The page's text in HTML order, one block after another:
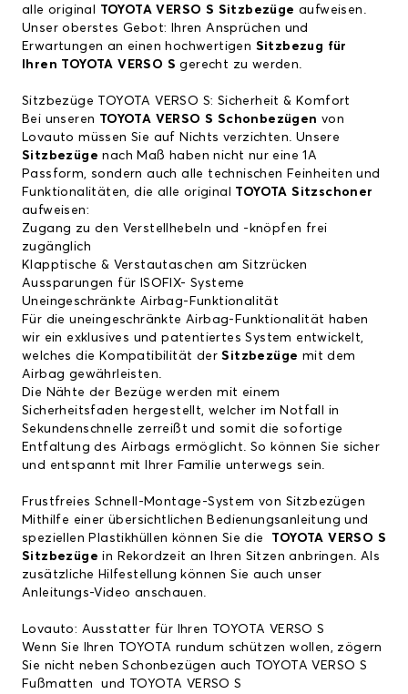
alle original TOYOTA VERSO S Sitzbezüge aufweisen.
Unser oberstes Gebot: Ihren Ansprüchen und
Erwartungen an einen hochwertigen Sitzbezug für
Ihren TOYOTA VERSO S gerecht zu werden.
Sitzbezüge TOYOTA VERSO S: Sicherheit & Komfort
Bei unseren TOYOTA VERSO S Schonbezügen von
Lovauto müssen Sie auf Nichts verzichten. Unsere
Sitzbezüge nach Maß haben nicht nur eine 1A
Passform, sondern auch alle technischen Feinheiten und
Funktionalitäten, die alle original TOYOTA Sitzschoner
aufweisen:
Zugang zu den Verstellhebeln und -knöpfen frei
zugänglich
Klapptische & Verstautaschen am Sitzrücken
Aussparungen für ISOFIX- Systeme
Uneingeschränkte Airbag-Funktionalität
Für die uneingeschränkte Airbag-Funktionalität haben
wir ein exklusives und patentiertes System entwickelt,
welches die Kompatibilität derSitzbezüge mit dem
Airbag gewährleisten.
Die Nähte der Bezüge werden mit einem
Sicherheitsfaden hergestellt, welcher im Notfall in
Sekundenschnelle zerreißt und somit die sofortige
Entfaltung des Airbags ermöglicht. So können Sie sicher
und entspannt mit Ihrer Familie unterwegs sein.
Frustfreies Schnell-Montage-System von Sitzbezügen
Mithilfe einer übersichtlichen Bedienungsanleitung und
speziellen Plastikhüllen können Sie die
TOYOTA VERSO S
Sitzbezüge in Rekordzeit an Ihren Sitzen anbringen. Als
zusätzliche Hilfestellung können Sie auch unser
Anleitungs-Video anschauen.
Lovauto: Ausstatter für Ihren TOYOTA VERSO S
Wenn Sie Ihren TOYOTA rundum schützen wollen, zögern
Sie nicht neben Schonbezügen auch
TOYOTA VERSO S
Fußmatten
und
TOYOTA VERSO S